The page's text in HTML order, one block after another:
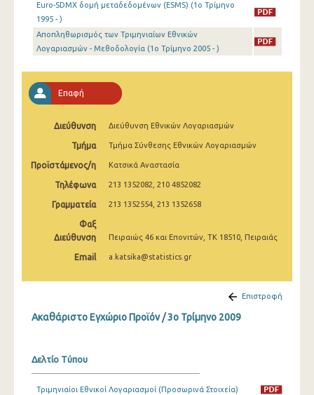
3o Τρίμηνο 2023
2o Τρίμηνο 2023
4o Τρίμηνο 2022
1o Τρίμηνο 2022
4o Τρίμηνο 2021
2o Τρίμηνο 2021
1o Τρίμηνο 2021
3o Τρίμηνο 2020
1o Τρίμηνο 2020
4o Τρίμηνο 2019
Euro-SDMX δομή μεταδεδομένων (ESMS) (1o Τρίμηνο
1995 - )
Αποπληθωρισμός των Τριμηνιαίων Εθνικών
Λογαριασμών - Μεθοδολογία (1o Τρίμηνο 2005 - )
Επαφή
Διεύθυνση Διεύθυνση Εθνικών Λογαριασμών
Τμήμα Τμήμα Σύνθεσης Εθνικών Λογαριασμών
Προϊστάμενος/η Κατσικά Αναστασία
Τηλέφωνα 213 1352082, 210 4852082
Γραμματεία 213 1352554, 213 1352658
Φαξ
Διεύθυνση
Πειραιώς 46 και Επονιτών, ΤΚ 18510, Πειραιάς
Email a.katsika@statistics.gr
Επιστροφή
Ακαθάριστο Εγχώριο Προϊόν / 3o Τρίμηνο 2009
Δελτίο Τύπου
Τριμηνιαίοι Εθνικοί Λογαριασμοί (Προσωρινά Στοιχεία)